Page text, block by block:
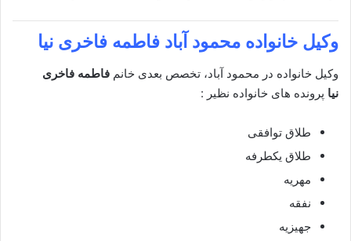
وکیل خانواده محمود آباد فاطمه فاخری نیا
وکیل خانواده در محمود آباد، تخصص بعدی خانم فاطمه فاخری
نیا پرونده های خانواده نظیر :
طلاق توافقی
طلاق یکطرفه
مهریه
نفقه
جهیزیه